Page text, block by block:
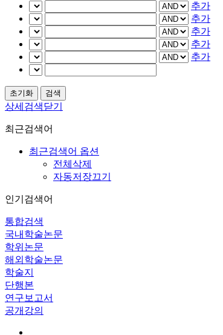
추가
추가
추가
추가
추가
상세검색닫기
최근검색어
최근검색어 옵션
전체삭제
자동저장끄기
인기검색어
통합검색
국내학술논문
학위논문
해외학술논문
학술지
단행본
연구보고서
공개강의